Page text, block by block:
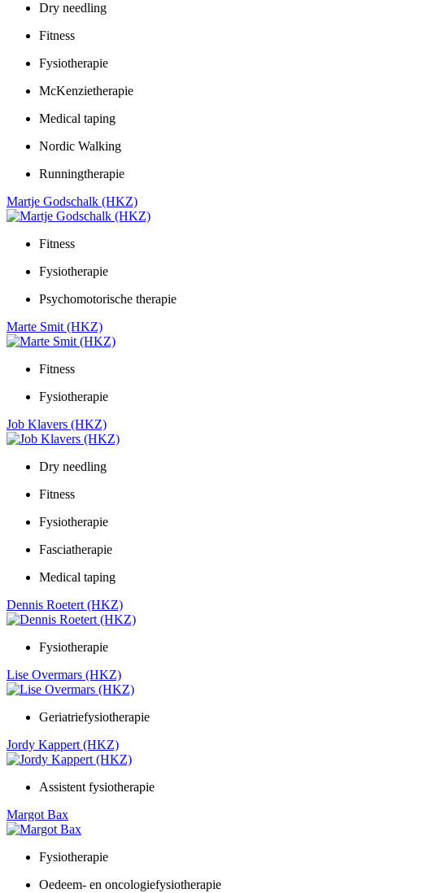
Dry needling
Fitness
Fysiotherapie
McKenzietherapie
Medical taping
Nordic Walking
Runningtherapie
Martje Godschalk (HKZ)
Fitness
Fysiotherapie
Psychomotorische therapie
Marte Smit (HKZ)
Fitness
Fysiotherapie
Job Klavers (HKZ)
Dry needling
Fitness
Fysiotherapie
Fasciatherapie
Medical taping
Dennis Roetert (HKZ)
Fysiotherapie
Lise Overmars (HKZ)
Geriatriefysiotherapie
Jordy Kappert (HKZ)
Assistent fysiotherapie
Margot Bax
Fysiotherapie
Oedeem- en oncologiefysiotherapie